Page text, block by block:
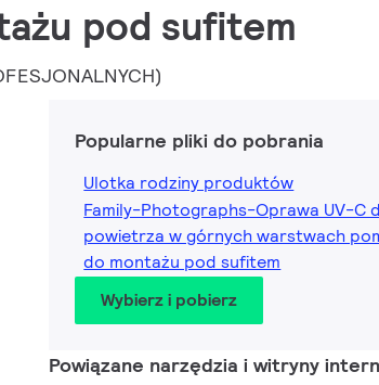
pod sufitem
Popularne pliki do pobrania
Ulotka rodziny produktów
Family-Photographs-Oprawa UV-C
powietrza w górnych warstwach
do montażu pod sufitem
Wybierz i pobierz
Powiązane narzędzia i witryny